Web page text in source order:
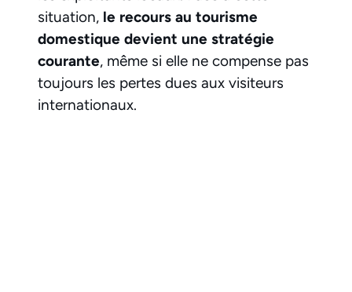
situation, le recours au tourisme
domestique devient une stratégie
courante, même si elle ne compense pas
toujours les pertes dues aux visiteurs
internationaux.